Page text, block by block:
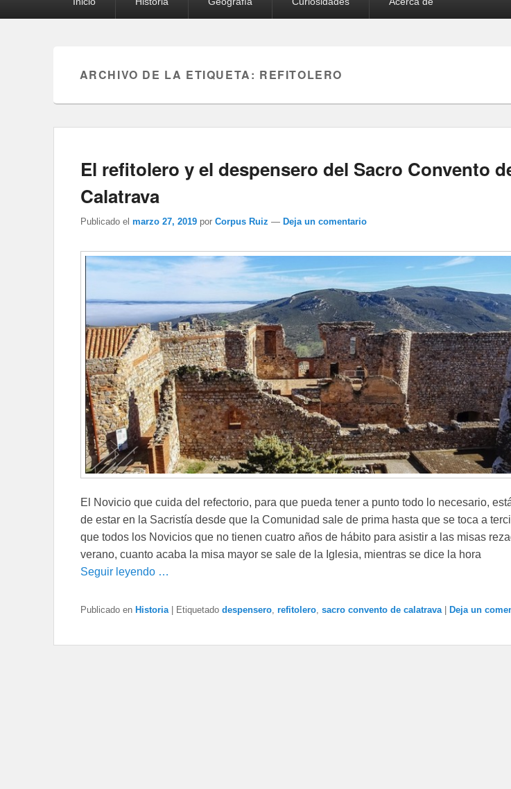
ARCHIVO DE LA ETIQUETA: REFITOLERO
El refitolero y el despensero del Sacro Convento
Calatrava
Publicado el marzo 27, 2019 por Corpus Ruiz — Deja un comentario
El Novicio que cuida del refectorio, para que pueda tener a punto todo lo necesario,
de estar en la Sacristía desde que la Comunidad sale de prima hasta que se toca a
que todos los Novicios que no tienen cuatro años de hábito para asistir a las misas
verano, cuanto acaba la misa mayor se sale de la Iglesia, mientras se dice la hora
Seguir leyendo …
Publicado en Historia | Etiquetado despensero refitolero sacro convento de calatrava | Deja un